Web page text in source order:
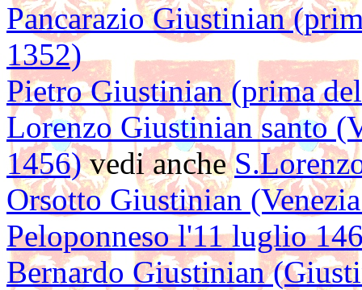
Pancarazio Giustinian
1352)
Pietro Giustinian (prima
Lorenzo Giustinian santo
1456)vedi anche
Orsotto Giustinian
Peloponneso l'11 luglio
Bernardo Giustinian